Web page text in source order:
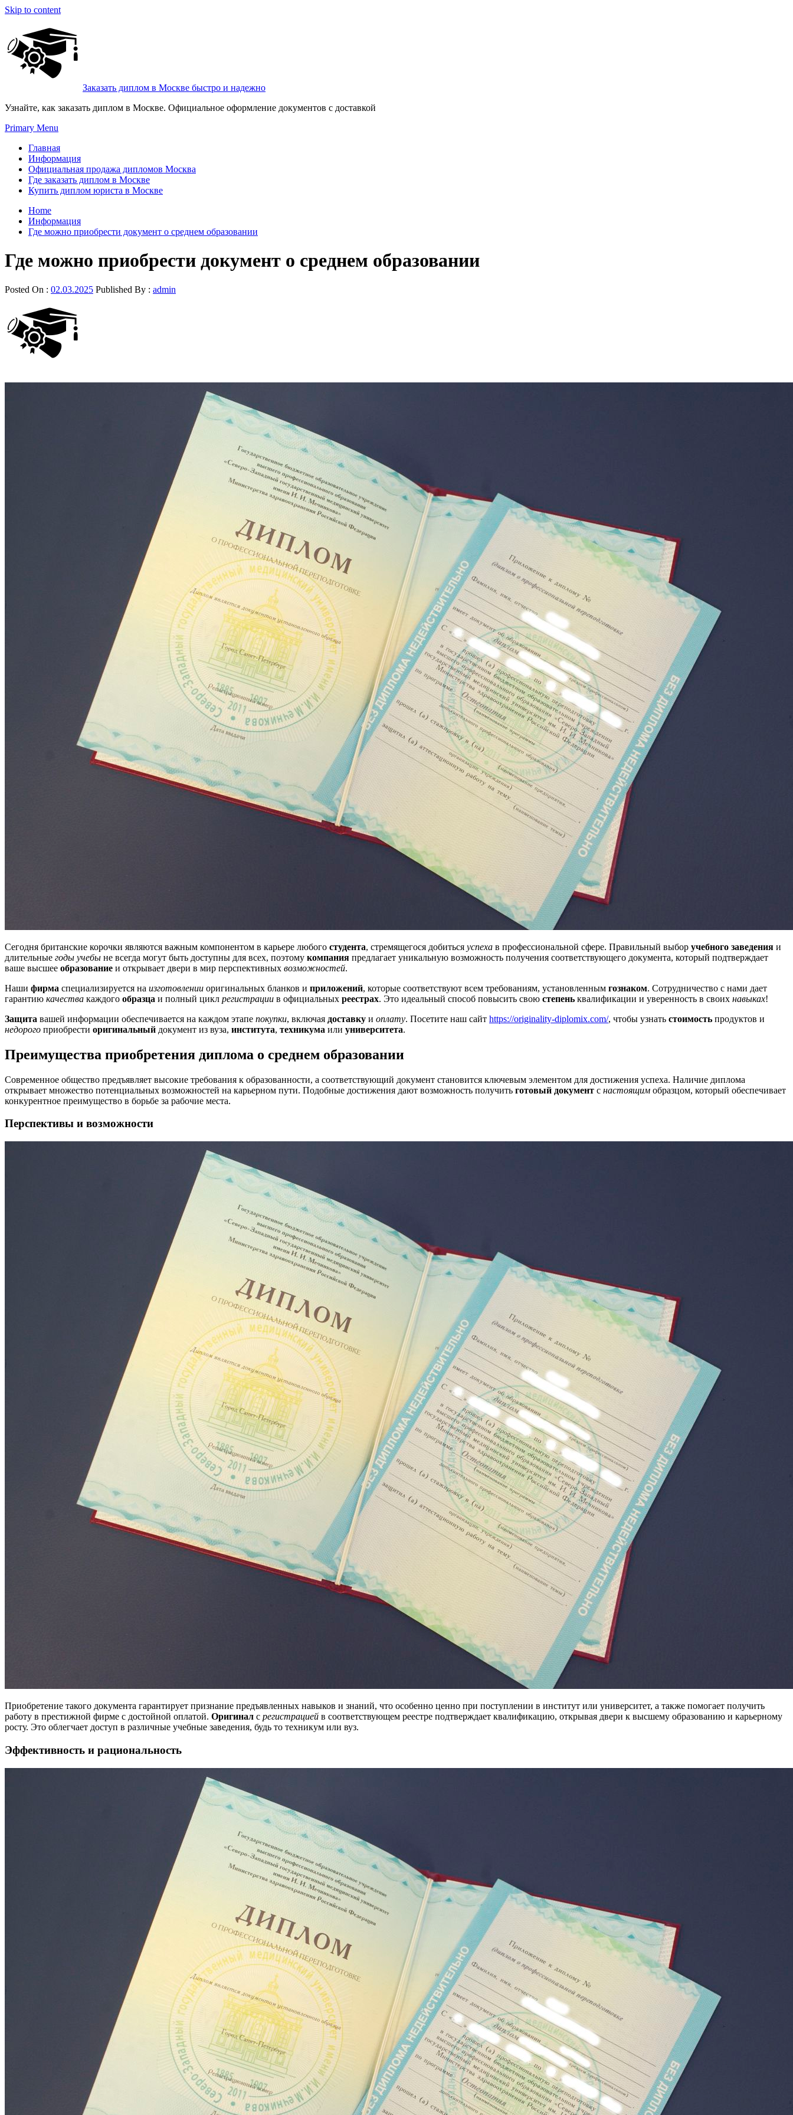
Skip to content
Заказать диплом в Москве быстро и надежно
Узнайте, как заказать диплом в Москве. Официальное оформление документов с доставкой
Primary Menu
Главная
Информация
Официальная продажа дипломов Москва
Где заказать диплом в Москве
Купить диплом юриста в Москве
Home
Информация
Где можно приобрести документ о среднем образовании
Где можно приобрести документ о среднем образовании
Posted On : 02.03.2025 Published By : admin
Сегодня британские корочки являются важным компонентом в карьере любого студента, стремящегося добиться успеха в профессиональной сфере. Правильный выбор учебного заведения и
длительные годы учебы не всегда могут быть доступны для всех, поэтому компания предлагает уникальную возможность получения соответствующего документа, который подтверждает
ваше высшее образование и открывает двери в мир перспективных возможностей.
Наши фирма специализируется на изготовлении оригинальных бланков и приложений, которые соответствуют всем требованиям, установленным гознаком. Сотрудничество с нами дает
гарантию качества каждого образца и полный цикл регистрации в официальных реестрах. Это идеальный способ повысить свою степень квалификации и уверенность в своих навыках!
Защита вашей информации обеспечивается на каждом этапе покупки, включая доставку и оплату. Посетите наш сайт https://originality-diplomix.com/, чтобы узнать стоимость продуктов и
недорого приобрести оригинальный документ из вуза, института, техникума или университета.
Преимущества приобретения диплома о среднем образовании
Современное общество предъявляет высокие требования к образованности, а соответствующий документ становится ключевым элементом для достижения успеха. Наличие диплома
открывает множество потенциальных возможностей на карьерном пути. Подобные достижения дают возможность получить готовый документ с настоящим образцом, который обеспечивает
конкурентное преимущество в борьбе за рабочие места.
Перспективы и возможности
Приобретение такого документа гарантирует признание предъявленных навыков и знаний, что особенно ценно при поступлении в институт или университет, а также помогает получить
работу в престижной фирме с достойной оплатой. Оригинал с регистрацией в соответствующем реестре подтверждает квалификацию, открывая двери к высшему образованию и карьерному
росту. Это облегчает доступ в различные учебные заведения, будь то техникум или вуз.
Эффективность и рациональность